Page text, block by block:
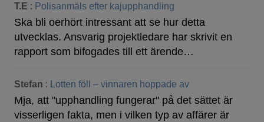
T.E : Polisanmäls efter kajupphandling
Ska bli oerhört intressant att se hur detta
utvecklas. Ansvarig projektledare har skrivit en
rapport som bifogades till ett ärende…
Stefan : Lotten föll – vinnaren hoppade av
Mja, att "upphandling fungerar" på det sättet är
visserligen fakta, men i vilken typ av affärer är